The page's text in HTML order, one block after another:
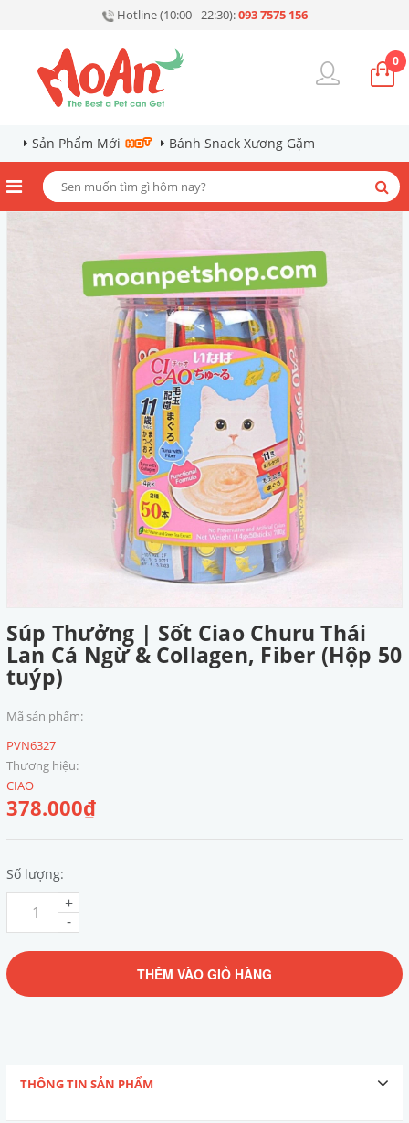
Hotline (10:00 - 22:30):093 7575 156
0
Sản Phẩm Mới Bánh Snack Xương Gặm
Súp Thưởng | Sốt Ciao Churu Thái
Lan Cá Ngừ & Collagen, Fiber (Hộp 50
tuýp)
Mã sản phẩm:
PVN6327
Thương hiệu:
CIAO
378.000₫
Số lượng:
-
+
THÊM VÀO GIỎ HÀNG
THÔNG TIN SẢN PHẨM